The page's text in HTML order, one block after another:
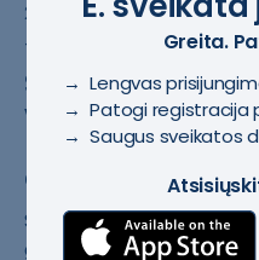
2022-08-17
#Medicininiai
SAM primena:
visos šalies
pacientų
e. sveikatos
SAM primena: nu​o
gydymo įstaigo​s
Greita.
→ Lengvas
→ Patogi registracija
→ Saugus sveikatos